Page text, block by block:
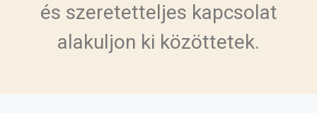
és szeretetteljes kapcsolat
alakuljon ki közöttetek.